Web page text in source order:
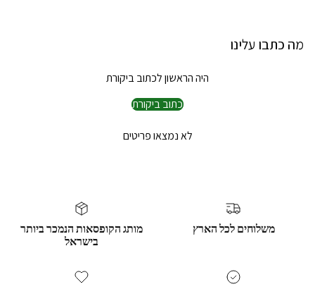
מה כתבו עלינו
היה הראשון לכתוב ביקורת
כתוב ביקורת
לא נמצאו פריטים
משלוחים לכל הארץ
מותג הקופסאות הנמכר ביותר
בישראל